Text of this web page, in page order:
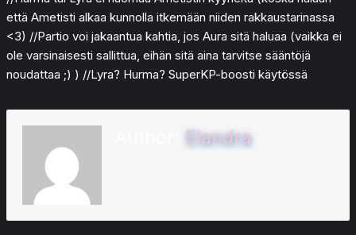
että Ametisti alkaa kunnolla itkemään niiden rakkaustarinassa
<3) //Partio voi jakaantua kahtia, jos Aura sitä haluaa (vaikka ei
ole varsinaisesti sallittua, eihän sitä aina tarvitse sääntöjä
noudattaa ;) ) //Lyra? Hurma? SuperKP-boosti käytössä
Elandra